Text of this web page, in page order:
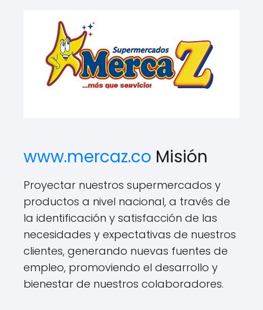
www.mercaz.co Misión
Proyectar nuestros supermercados y
productos a nivel nacional, a través de
la identificación y satisfacción de las
necesidades y expectativas de nuestros
clientes, generando nuevas fuentes de
empleo, promoviendo el desarrollo y
bienestar de nuestros colaboradores.